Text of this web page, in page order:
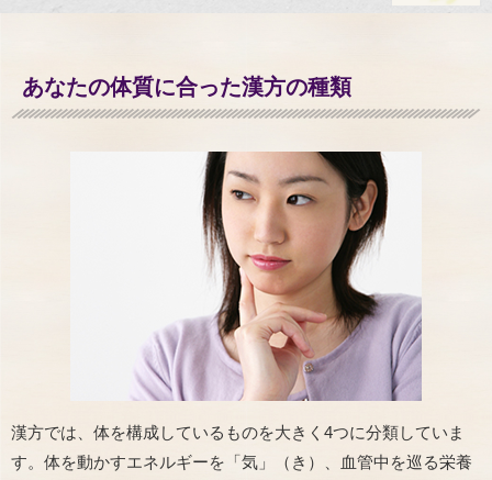
あなたの体質に合った漢方の種類
漢方では、体を構成しているものを大きく4つに分類していま
す。体を動かすエネルギーを「気」（き）、血管中を巡る栄養